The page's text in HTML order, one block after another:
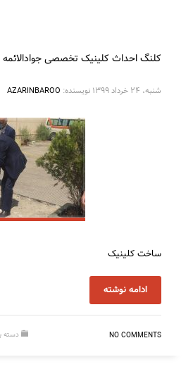
کلنگ احداث کلینیک تخصصی
شنبه، ۲۴ خرداد ۱۳۹۹ نویسنده: AZARINBAROO
ساخت کلینیک
ادامه نوشته
دسته NO COMMENTS